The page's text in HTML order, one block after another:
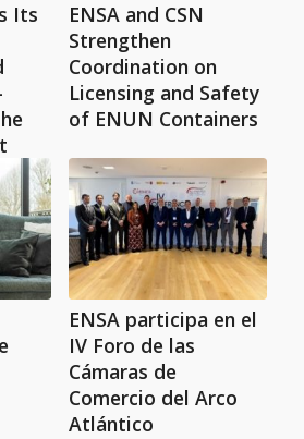
Its
ENSA and CSN
Strengthen
Coordination on
Licensing and Safety
of ENUN Containers
ENSA participa en el
IV Foro de las
Cámaras de
Comercio del Arco
Atlántico